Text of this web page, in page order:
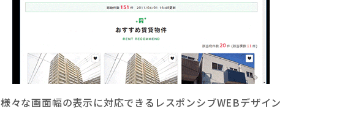
様々な画面幅の表示に対応できるレスポンシブWEBデザイン